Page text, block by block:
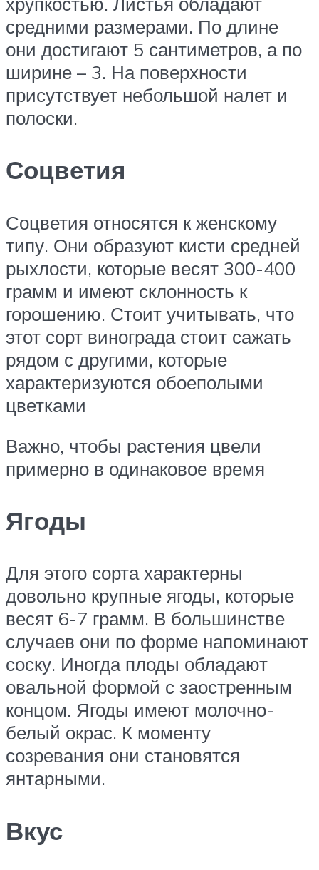
средними размерами. По длине
они достигают 5 сантиметров, а по
ширине – 3. На поверхности
присутствует небольшой налет и
полоски.
Соцветия
Соцветия относятся к женскому
типу. Они образуют кисти средней
рыхлости, которые весят 300-400
грамм и имеют склонность к
горошению. Стоит учитывать, что
этот сорт винограда стоит сажать
рядом с другими, которые
характеризуются обоеполыми
цветками
Важно, чтобы растения цвели
примерно в одинаковое время
Ягоды
Для этого сорта характерны
довольно крупные ягоды, которые
весят 6-7 грамм. В большинстве
случаев они по форме напоминают
соску. Иногда плоды обладают
овальной формой с заостренным
концом. Ягоды имеют молочно-
белый окрас. К моменту
созревания они становятся
янтарными.
Вкус